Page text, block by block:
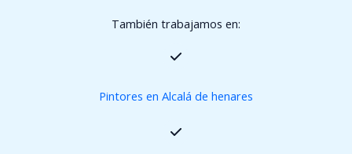
También trabajamos en:
Pintores en Alcalá de henares